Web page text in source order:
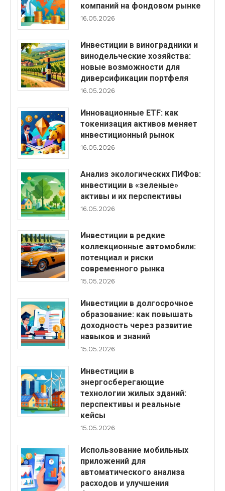
компаний на фондовом рынке
16.05.2026
Инвестиции в виноградники и
винодельческие хозяйства:
новые возможности для
диверсификации портфеля
16.05.2026
Инновационные ETF: как
токенизация активов меняет
инвестиционный рынок
16.05.2026
Анализ экологических ПИФов:
инвестиции в «зеленые»
активы и их перспективы
16.05.2026
Инвестиции в редкие
коллекционные автомобили:
потенциал и риски
современного рынка
15.05.2026
Инвестиции в долгосрочное
образование: как повышать
доходность через развитие
навыков и знаний
15.05.2026
Инвестиции в
энергосберегающие
технологии жилых зданий:
перспективы и реальные
кейсы
15.05.2026
Использование мобильных
приложений для
автоматического анализа
расходов и улучшения